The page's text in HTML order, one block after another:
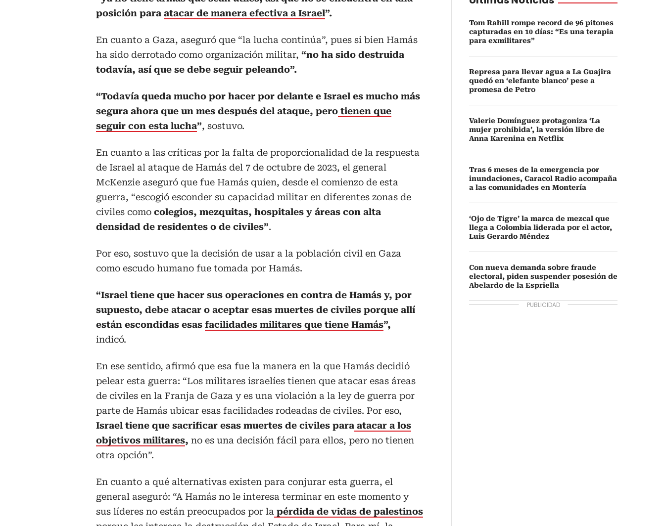
posición para atacar de manera efectiva a Israel”.
En cuanto a Gaza, aseguró que “la lucha continúa”, pues si bien Hamás
ha sido derrotado como organización militar, “no ha sido destruida
todavía, así que se debe seguir peleando”.
“Todavía queda mucho por hacer por delante e Israel es mucho más
segura ahora que un mes después del ataque, pero tienen que
seguir con esta lucha”, sostuvo.
En cuanto a las críticas por la falta de proporcionalidad de la respuesta
de Israel al ataque de Hamás del 7 de octubre de 2023, el general
McKenzie aseguró que fue Hamás quien, desde el comienzo de esta
guerra, “escogió esconder su capacidad militar en diferentes zonas de
civiles como colegios, mezquitas, hospitales y áreas con alta
densidad de residentes o de civiles”.
Por eso, sostuvo que la decisión de usar a la población civil en Gaza
como escudo humano fue tomada por Hamás.
“Israel tiene que hacer sus operaciones en contra de Hamás y, por
supuesto, debe atacar o aceptar esas muertes de civiles porque allí
están escondidas esas facilidades militares que tiene Hamás”,
indicó.
En ese sentido, afirmó que esa fue la manera en la que Hamás decidió
pelear esta guerra: “Los militares israelíes tienen que atacar esas áreas
de civiles en la Franja de Gaza y es una violación a la ley de guerra por
parte de Hamás ubicar esas facilidades rodeadas de civiles. Por eso,
Israel tiene que sacrificar esas muertes de civiles para atacar a los
objetivos militares, no es una decisión fácil para ellos, pero no tienen
otra opción”.
En cuanto a qué alternativas existen para conjurar esta guerra, el
general aseguró: “A Hamás no le interesa terminar en este momento y
sus líderes no están preocupados por la pérdida de vidas de palestinos
Tom Rahill rompe record de 96 pitones
capturadas en 10 días: “Es una terapia
para exmilitares”
Represa para llevar agua a La Guajira
quedó en ‘elefante blanco’ pese a
promesa de Petro
Valerie Domínguez protagoniza ‘La
mujer prohibida’, la versión libre de
Anna Karenina en Netflix
Tras 6 meses de la emergencia por
inundaciones, Caracol Radio acompaña
a las comunidades en Montería
‘Ojo de Tigre’ la marca de mezcal que
llega a Colombia liderada por el actor,
Luis Gerardo Méndez
Con nueva demanda sobre fraude
electoral, piden suspender posesión de
Abelardo de la Espriella